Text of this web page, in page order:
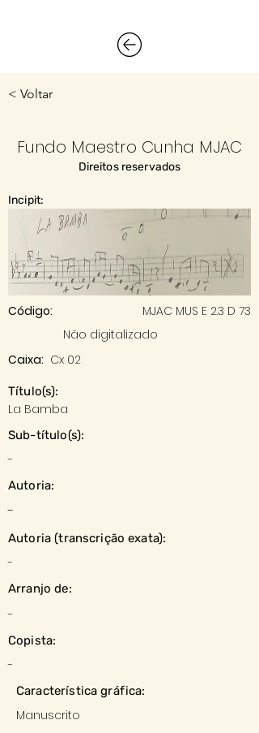
< Voltar
Fundo Maestro Cunha MJAC
Direitos reservados
Incipit:
Código:
MJAC MUS E 2.3 D 73
Não digitalizado
Caixa: Cx 02
Título(s):
La Bamba
Sub-título(s):
-
Autoria:
-
Autoria (transcrição exata):
-
Arranjo de:
-
Copista:
-
Característica gráfica:
Manuscrito